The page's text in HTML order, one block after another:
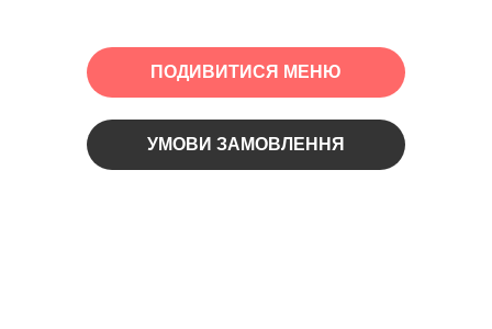
УМОВИ ЗАМОВЛЕННЯ
ПОДИВИТИСЯ МЕНЮ